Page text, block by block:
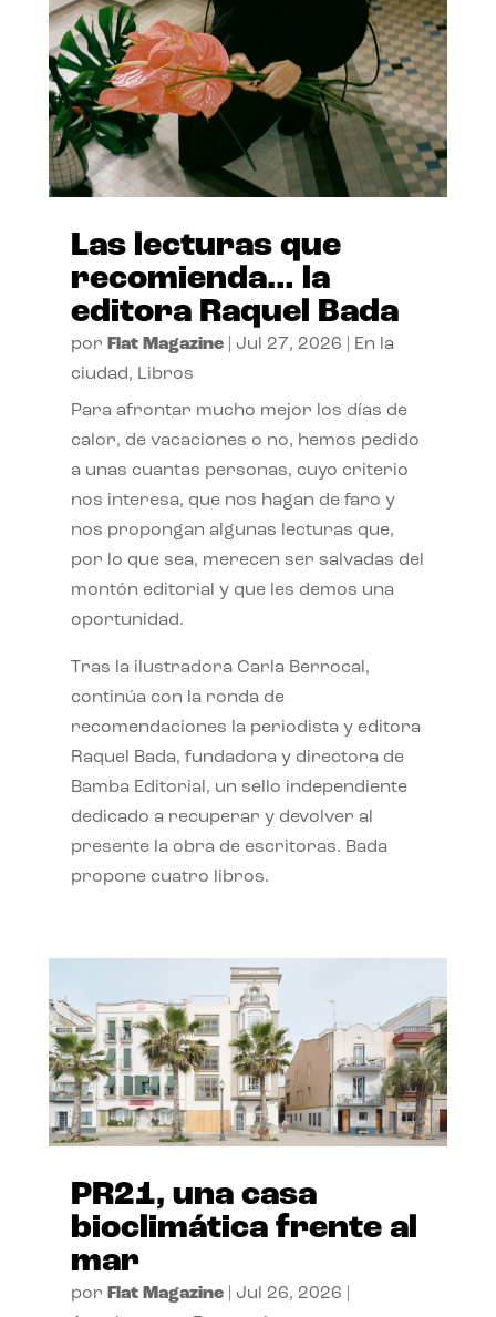
Las lecturas que
recomienda… la
editora Raquel Bada
por Flat Magazine| Jul 27, 2026
En la
ciudad, Libros
Para afrontar mucho mejor los días de
calor, de vacaciones o no, hemos pedido
a unas cuantas personas, cuyo criterio
nos interesa, que nos hagan de faro y
nos propongan algunas lecturas que,
por lo que sea, merecen ser salvadas del
montón editorial y que les demos una
oportunidad.
Tras la ilustradora Carla Berrocal,
continúa con la ronda de
recomendaciones la periodista y editora
Raquel Bada, fundadora y directora de
Bamba Editorial, un sello independiente
dedicado a recuperar y devolver al
presente la obra de escritoras. Bada
propone cuatro libros.
PR21, una casa
bioclimática frente al
mar
por Flat Magazine| Jul 26, 2026